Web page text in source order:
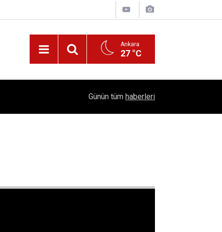
Ankara
27 °C
Belli Oldu!
Günün tüm haberleri